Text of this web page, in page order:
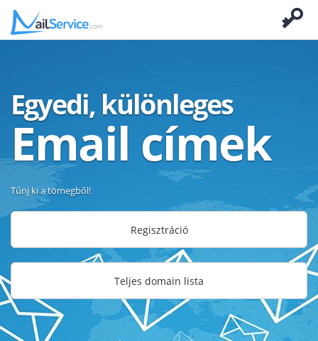
Egyedi, különleges
Email címek
Tűnj ki a tömegből!
Regisztráció
Teljes domain lista